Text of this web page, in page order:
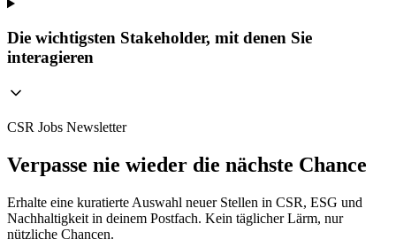
Die wichtigsten Stakeholder, mit denen Sie
interagieren
CSR Jobs Newsletter
Verpasse nie wieder die nächste Chance
Erhalte eine kuratierte Auswahl neuer Stellen in CSR, ESG und
Nachhaltigkeit in deinem Postfach. Kein täglicher Lärm, nur
nützliche Chancen.